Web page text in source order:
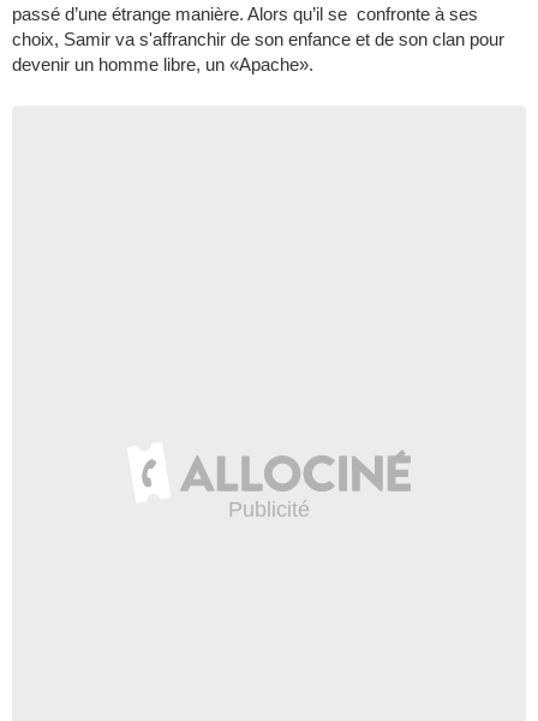
passé d’une étrange manière. Alors qu’il se confronte à ses
choix, Samir va s'affranchir de son enfance et de son clan pour
devenir un homme libre, un «Apache».